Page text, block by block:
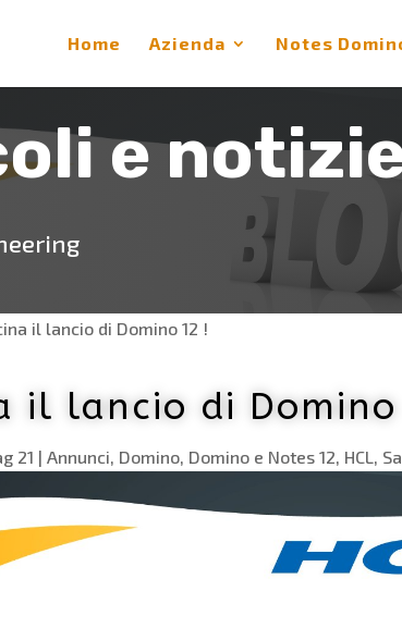
Home Azienda Notes
e
il lancio di Domino 12 !
il lancio di
21 |Annunci Domino Domino e Notes 12 HCL